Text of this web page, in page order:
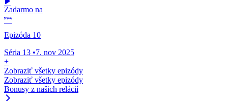
Zadarmo na
Epizóda 10
Séria 13 •7. nov 2025
+
Zobraziť všetky epizódy
Zobraziť všetky epizódy
Bonusy z našich relácií